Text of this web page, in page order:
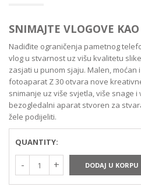
SNIMAJTE VLOGOVE
Nadiđite ograničenja pametnog
vlog u stvarnost uz višu kvalitetu
zasjati u punom sjaju. Malen,
fotoaparat Z 30 otvara nove
snimanje uz više svjetla, više snage
bezogledalni aparat stvoren za
žele podijeliti.
QUANTITY:
DODAJ U KORPU